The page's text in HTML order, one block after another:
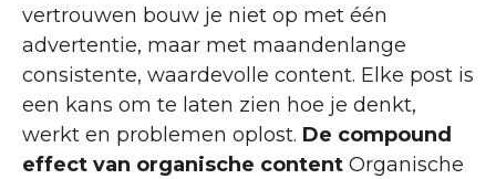
vertrouwen bouw je niet op met één
advertentie, maar met maandenlange
consistente, waardevolle content. Elke post is
een kans om te laten zien hoe je denkt,
werkt en problemen oplost. De compound
effect van organische content Organische